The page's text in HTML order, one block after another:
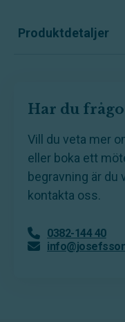
Produktdetaljer
Har du
Vill du veta mer
eller boka ett
begravning är du
kontakta oss.
0382-144 40